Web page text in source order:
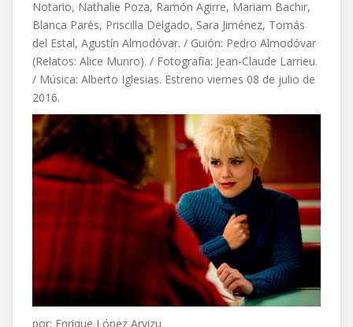
Notario, Nathalie Poza, Ramón Agirre, Mariam Bachir,
Blanca Parés, Priscilla Delgado, Sara Jiménez, Tomás
del Estal, Agustín Almodóvar. / Guión: Pedro Almodóvar
(Relatos: Alice Munro). / Fotografía: Jean-Claude Larrieu.
/ Música: Alberto Iglesias. Estreno viernes 08 de julio de
2016.
por: Enrique López Arvizu